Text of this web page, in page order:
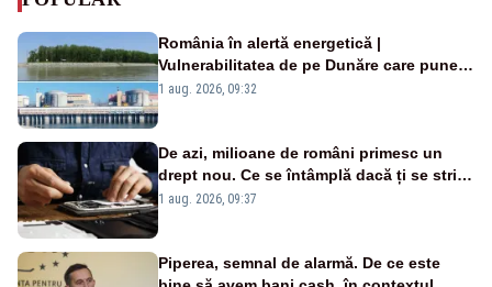
România în alertă energetică |
Vulnerabilitatea de pe Dunăre care pune
în pericol Centrala Cernavodă era
1 aug. 2026, 09:32
De azi, milioane de români primesc un
drept nou. Ce se întâmplă dacă ți se strică
un produs
1 aug. 2026, 09:37
Piperea, semnal de alarmă. De ce este